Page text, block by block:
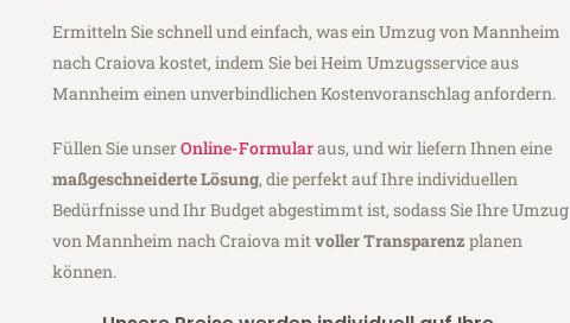
Ermitteln Sie schnell und einfach, was ein Umzug von Mannheim
nach Craiova kostet, indem Sie bei Heim Umzugsservice aus
Mannheim einen unverbindlichen Kostenvoranschlag anfordern.
Füllen Sie unserOnline-Formularaus, und wir liefern Ihnen eine
maßgeschneiderte Lösung, die perfekt auf Ihre individuellen
Bedürfnisse und Ihr Budget abgestimmt ist, sodass Sie Ihre Umzug
von Mannheim nach Craiova mitvoller Transparenz planen
können.